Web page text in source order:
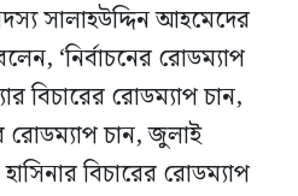
সালাহউদ্দিন আহমেদের
‘নির্বাচনের রোডম্যাপ
বিচারের রোডম্যাপ চান,
রোডম্যাপ চান, জুলাই
বিচারের রোডম্যাপ